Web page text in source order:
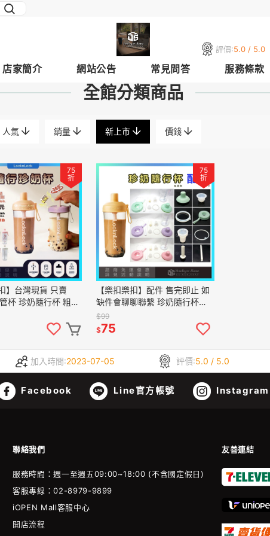
評價:5.0 / 5.0
店家簡介 網站公告 常見問答 服務條款
全館分類商品
人氣 銷量 新上市 價錢
75
折
】台灣現貨 只賣
杯 珍奶隨行杯 粗吸
Tritan材質 環保攪
75
折
【樂扣樂扣】配件 售完即止 如
缺件會聊聊聯繫 珍奶隨行杯
700ml ABF792 多功能奶茶杯
吸管杯
$99
$75
加入時間:2023-07-05 評價:5.0 / 5.0
Facebook Line官方帳號 Instagram
聯絡我們 友善連結
服務時間：週一至週五09:00~18:00 (不含國定假日)
客服專線：02-8979-9899
iOPEN Mall客服中心
開店流程